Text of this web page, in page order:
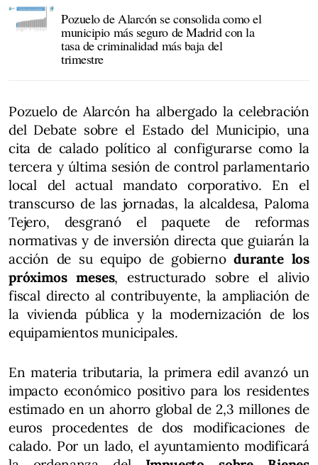
Pozuelo de Alarcón se consolida como el
municipio más seguro de Madrid con la
tasa de criminalidad más baja del
trimestre
Pozuelo de Alarcón ha albergado la celebración
del Debate sobre el Estado del Municipio, una
cita de calado político al configurarse como la
tercera y última sesión de control parlamentario
local del actual mandato corporativo. En el
transcurso de las jornadas, la alcaldesa, Paloma
Tejero, desgranó el paquete de reformas
normativas y de inversión directa que guiarán la
acción de su equipo de gobiernodurante los
próximos meses, estructurado sobre el alivio
fiscal directo al contribuyente, la ampliación de
la vivienda pública y la modernización de los
equipamientos municipales.
En materia tributaria, la primera edil avanzó un
impacto económico positivo para los residentes
estimado en un ahorro global de 2,3 millones de
euros procedentes de dos modificaciones de
calado. Por un lado, el ayuntamiento modificará